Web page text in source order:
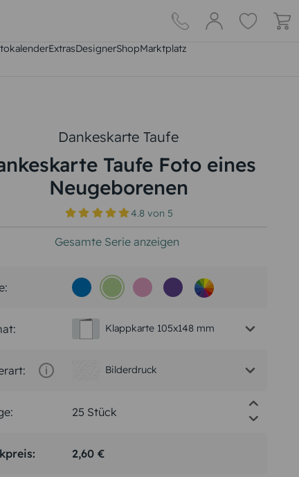
ExtrasDesignerShopMarktplatz
Dankeskarte Taufe
Taufe Foto eines
Neugeborenen
4.8von 5
Gesamte Serie anzeigen
Klappkarte 105x148 mm
Bilderdruck
2,60 €